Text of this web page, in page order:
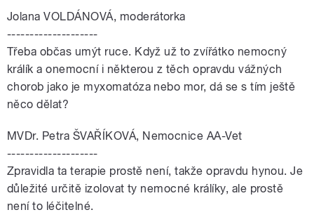
Jolana VOLDÁNOVÁ, moderátorka
--------------------
Třeba občas umýt ruce. Když už to zvířátko nemocný
králík a onemocní i některou z těch opravdu vážných
chorob jako je myxomatóza nebo mor, dá se s tím ještě
něco dělat?
MVDr. Petra ŠVAŘÍKOVÁ, Nemocnice AA-Vet
--------------------
Zpravidla ta terapie prostě není, takže opravdu hynou. Je
důležité určitě izolovat ty nemocné králíky, ale prostě
není to léčitelné.